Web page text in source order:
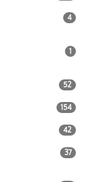
4
1
52
154
42
37